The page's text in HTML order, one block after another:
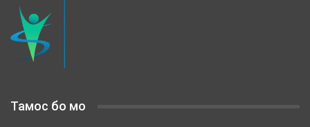
Тамос бо мо